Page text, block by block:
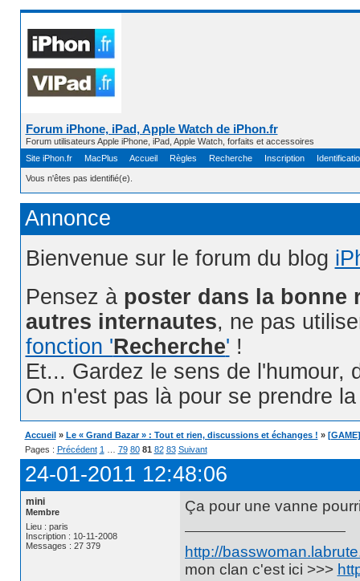
Forum iPhone, iPad, Apple Watch de iPhon.fr
Forum utilisateurs Apple iPhone, iPad, Apple Watch, forfaits et accessoires
Site iPhon.fr
MacPlus Accueil Règles Recherche Inscription
Vous n'êtes pas identifié(e).
Annonce
Bienvenue sur le forum du blog
Pensez à poster dans la bonne
autres internautes, ne pas
fonction 'Recherche' !
Et... Gardez le sens de l'humour,
On n'est pas là pour se prendre
Accueil » Le « Grand Bazar » : Tout et rien, discussions et échanges ! »
Pages : Précédent 1 79 80 81 82 83 Suivant
24-01-2011 12:48:06
mini
Membre
Lieu : paris
Inscription : 10-11-2008
Messages : 27 379
Ça pour une vanne
http://
mon clan c'est ici >>>